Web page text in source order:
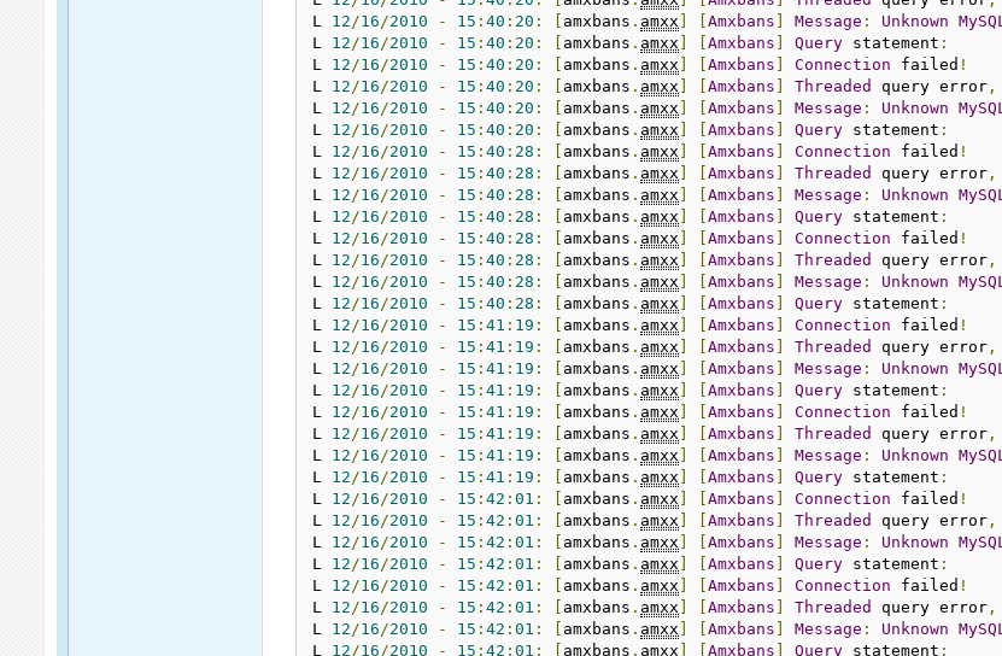
L 12 /16 /2010 - 15 :40 : 20 : [ amxbans . amxx ] [Amxbans ] Message : Unknown MySQL
L 12 /16 /2010 - 15 :40 : 20 : [ amxbans . amxx ] [Amxbans ] Query statement :
L 12 /16 /2010 - 15 :40 : 20 : [ amxbans . amxx ] [Amxbans ] Connection failed !
L 12 /16 /2010 - 15 :40 : 20 : [ amxbans . amxx ] [Amxbans ] Threaded query error ,
L 12 /16 /2010 - 15 :40 : 20 : [ amxbans . amxx ] [Amxbans ] Message : Unknown MySQL
L 12 /16 /2010 - 15 :40 : 20 : [ amxbans . amxx ] [Amxbans ] Query statement :
L 12 /16 /2010 - 15 :40 : 28 : [ amxbans . amxx ] [Amxbans ] Connection failed !
L 12 /16 /2010 - 15 :40 : 28 : [ amxbans . amxx ] [Amxbans ] Threaded query error ,
L 12 /16 /2010 - 15 :40 : 28 : [ amxbans . amxx ] [Amxbans ] Message : Unknown MySQL
L 12 /16 /2010 - 15 :40 : 28 : [ amxbans . amxx ] [Amxbans ] Query statement :
L 12 /16 /2010 - 15 :40 : 28 : [ amxbans . amxx ] [Amxbans ] Connection failed !
L 12 /16 /2010 - 15 :40 : 28 : [ amxbans . amxx ] [Amxbans ] Threaded query error ,
L 12 /16 /2010 - 15 :40 : 28 : [ amxbans . amxx ] [Amxbans ] Message : Unknown MySQL
L 12 /16 /2010 - 15 :40 : 28 : [ amxbans . amxx ] [Amxbans ] Query statement :
L 12 /16 /2010 - 15 :41 : 19 : [ amxbans . amxx ] [Amxbans ] Connection failed !
L 12 /16 /2010 - 15 :41 : 19 : [ amxbans . amxx ] [Amxbans ] Threaded query error ,
L 12 /16 /2010 - 15 :41 : 19 : [ amxbans . amxx ] [Amxbans ] Message : Unknown MySQL
L 12 /16 /2010 - 15 :41 : 19 : [ amxbans . amxx ] [Amxbans ] Query statement :
L 12 /16 /2010 - 15 :41 : 19 : [ amxbans . amxx ] [Amxbans ] Connection failed !
L 12 /16 /2010 - 15 :41 : 19 : [ amxbans . amxx ] [Amxbans ] Threaded query error ,
L 12 /16 /2010 - 15 :41 : 19 : [ amxbans . amxx ] [Amxbans ] Message : Unknown MySQL
L 12 /16 /2010 - 15 :41 : 19 : [ amxbans . amxx ] [Amxbans ] Query statement :
L 12 /16 /2010 - 15 :42 :01 : [ amxbans . amxx ] [Amxbans ] Connection failed !
L 12 /16 /2010 - 15 :42 :01 : [ amxbans . amxx ] [Amxbans ] Threaded query error ,
L 12 /16 /2010 - 15 :42 :01 : [ amxbans . amxx ] [Amxbans ] Message : Unknown MySQL
L 12 /16 /2010 - 15 :42 :01 : [ amxbans . amxx ] [Amxbans ] Query statement :
L 12 /16 /2010 - 15 :42 :01 : [ amxbans . amxx ] [Amxbans ] Connection failed !
L 12 /16 /2010 - 15 :42 :01 : [ amxbans . amxx ] [Amxbans ] Threaded query error ,
L 12 /16 /2010 - 15 :42 :01 : [ amxbans . amxx ] [Amxbans ] Message : Unknown MySQL
L 12 /16 /2010 - 15 :42 :01 : [ amxbans . amxx ] [Amxbans ] Query statement :